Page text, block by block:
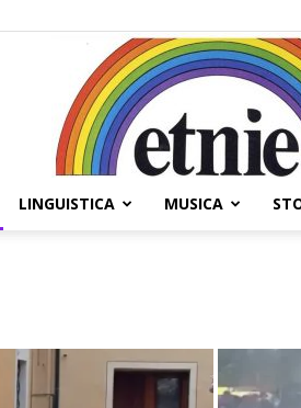
LINGUISTICA MUSICA